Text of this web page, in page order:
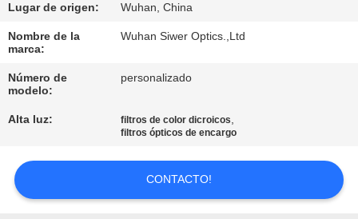
DE
CALIDAD
ÉNTRENOS
EN
CONTACTO
CON
Lugar de origen: Wuhan, China
Nombre de la
marca:
Wuhan Siwer Optics.,Ltd
Número de
modelo:
personalizado
Alta luz: filtros de color dicroicos,
filtros ópticos de encargo
CONTACTO!